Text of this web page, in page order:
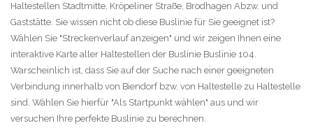
Haltestellen Stadtmitte, Kröpeliner Straße, Brodhagen Abzw. und
Gaststätte. Sie wissen nicht ob diese Buslinie für Sie geeignet ist?
Wählen Sie "Streckenverlauf anzeigen" und wir zeigen Ihnen eine
interaktive Karte aller Haltestellen der Buslinie Buslinie 104.
Warscheinlich ist, dass Sie auf der Suche nach einer geeigneten
Verbindung innerhalb von Biendorf bzw. von Haltestelle zu Haltestelle
sind. Wählen Sie hierfür "Als Startpunkt wählen" aus und wir
versuchen Ihre perfekte Buslinie zu berechnen.